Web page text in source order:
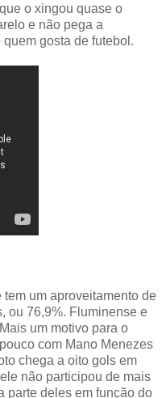
o xingou quase o
e não pega a
gosta de futebol.
um aproveitamento de
ou 76,9%. Fluminense e
um motivo para o
com Mano Menezes
chega a oito gols em
não participou de mais
parte deles em função do